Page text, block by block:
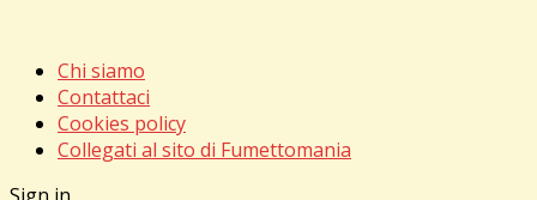
Chi siamo
Contattaci
Cookies policy
Collegati al sito di Fumettomania